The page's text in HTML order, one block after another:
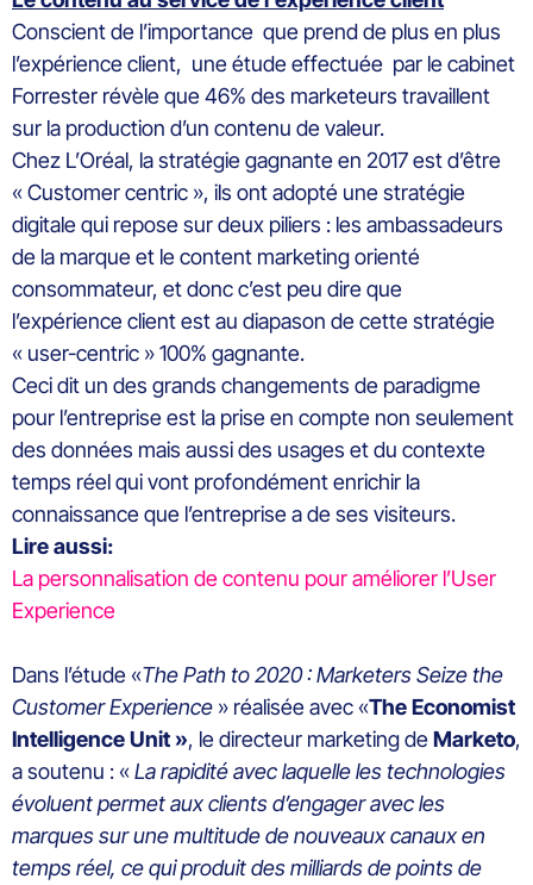
Conscient de l’importance que prend de plus en plus
l’expérience client, une étude effectuée par le cabinet
Forrester révèle que 46% des marketeurs travaillent
sur la production d’un contenu de valeur.
Chez L’Oréal, la stratégie gagnante en 2017 est d’être
« Customer centric », ils ont adopté une stratégie
digitale qui repose sur deux piliers : les ambassadeurs
de la marque et le content marketing orienté
consommateur, et donc c’est peu dire que
l’expérience client est au diapason de cette stratégie
« user-centric » 100% gagnante.
Ceci dit un des grands changements de paradigme
pour l’entreprise est la prise en compte non seulement
des données mais aussi des usages et du contexte
temps réel qui vont profondément enrichir la
connaissance que l’entreprise a de ses visiteurs.
Lire aussi:
La personnalisation de contenu pour améliorer l’User
Experience
Dans l’étude «The Path to 2020 : Marketers Seize the
Customer Experience » réalisée avec «The Economist
Intelligence Unit », le directeur marketing deMarketo,
a soutenu : «La rapidité avec laquelle les technologies
évoluent permet aux clients d’engager avec les
marques sur une multitude de nouveaux canaux en
temps réel, ce qui produit des milliards de points de